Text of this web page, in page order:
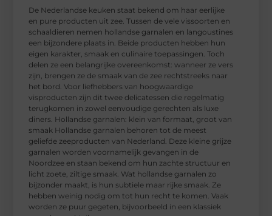
De Nederlandse keuken staat bekend om haar eerlijke
en pure producten uit zee. Tussen de vele vissoorten en
schaaldieren nemen hollandse garnalen en langoustines
een bijzondere plaats in. Beide producten hebben hun
eigen karakter, smaak en culinaire toepassingen. Toch
delen ze een belangrijke overeenkomst: wanneer ze vers
zijn, brengen ze de smaak van de zee rechtstreeks naar
het bord. Voor liefhebbers van hoogwaardige
visproducten zijn dit twee delicatessen die regelmatig
terugkomen in zowel eenvoudige gerechten als luxe
diners. Hollandse garnalen: klein van formaat, groot van
smaak Hollandse garnalen behoren tot de meest
geliefde zeeproducten van Nederland. Deze kleine grijze
garnalen worden voornamelijk gevangen in de
Noordzee en staan bekend om hun zachte structuur en
licht zoete, ziltige smaak. Wat hollandse garnalen zo
bijzonder maakt, is hun subtiele maar rijke smaak. Ze
hebben weinig nodig om tot hun recht te komen. Vaak
worden ze puur gegeten, bijvoorbeeld in een klassiek